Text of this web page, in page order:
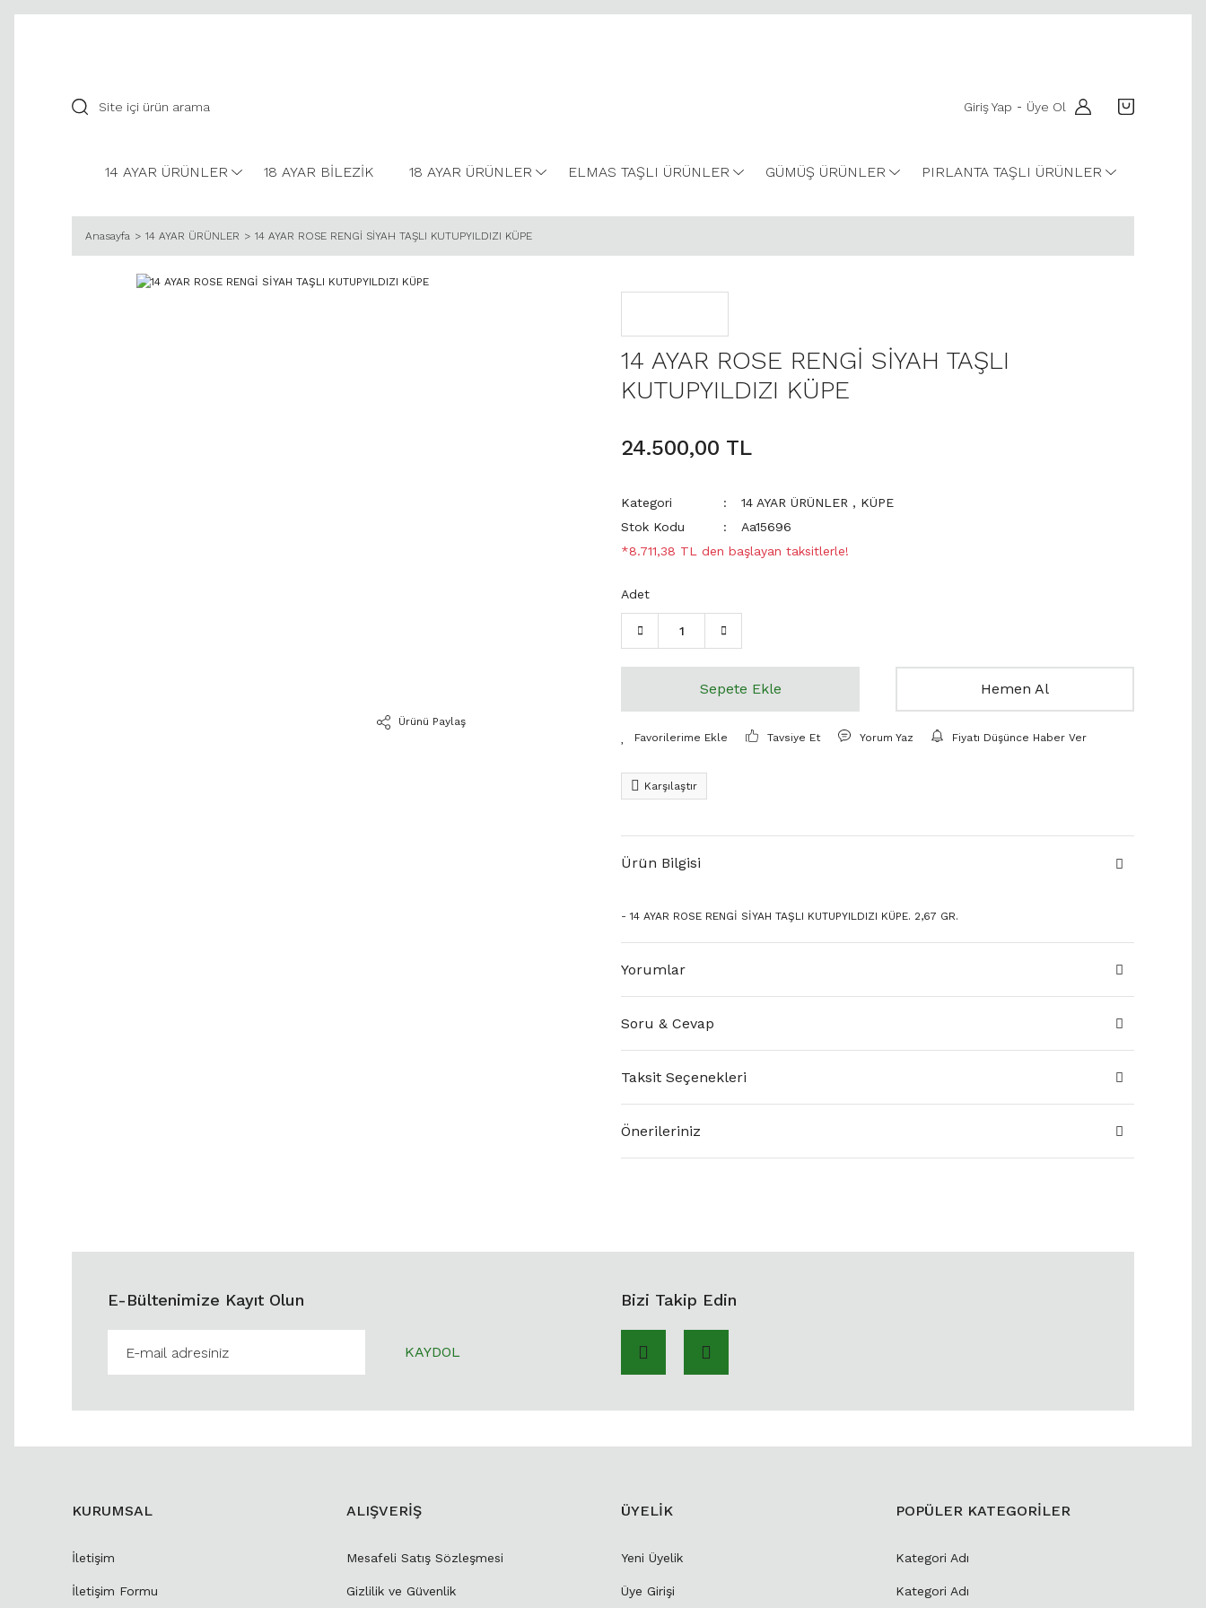
Giriş Yap - Üye Ol
14 AYAR ÜRÜNLER 18 AYAR BİLEZİK 18 AYAR ÜRÜNLER ELMAS TAŞLI ÜRÜNLER GÜMÜŞ ÜRÜNLER PIRLANTA TAŞLI ÜRÜNLER
Anasayfa 14 AYAR ÜRÜNLER 14 AYAR ROSE RENGİ SİYAH TAŞLI KUTUPYILDIZI KÜPE
Ürünü Paylaş
14 AYAR ROSE RENGİ SİYAH TAŞLI
KUTUPYILDIZI KÜPE
24.500,00 TL
Kategori 14 AYAR ÜRÜNLER , KÜPE
Stok Kodu
Aa15696
*8.711,38 TL den başlayan taksitlerle!
Adet
Sepete Ekle Hemen Al
Tavsiye Et Yorum Yaz Fiyatı Düşünce Haber Ver
Karşılaştır
Ürün Bilgisi
- 14 AYAR ROSE RENGİ SİYAH TAŞLI KUTUPYILDIZI KÜPE. 2,67 GR.
Yorumlar
Soru & Cevap
Taksit Seçenekleri
Önerileriniz
E-Bültenimize Kayıt Olun
KAYDOL
Bizi Takip Edin
KURUMSAL
İletişim
İletişim Formu
ALIŞVERİŞ
Mesafeli Satış Sözleşmesi
Gizlilik ve Güvenlik
ÜYELİK
Yeni Üyelik
Üye Girişi
POPÜLER KATEGORİLER
Kategori Adı
Kategori Adı